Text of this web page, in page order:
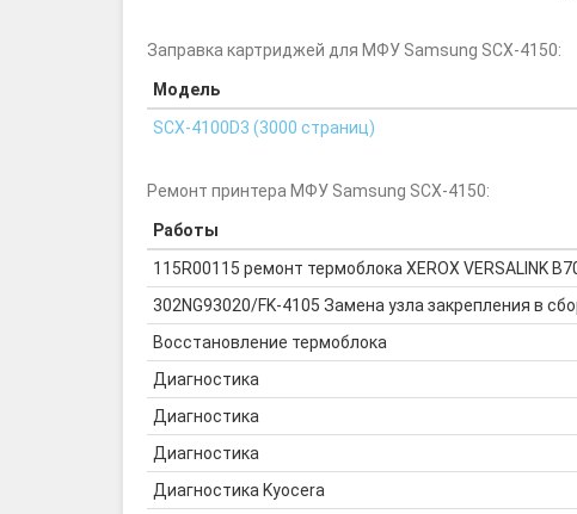
Заправка картриджей для МФУ Samsung SCX-4150:
Модель
SCX-4100D3 (3000 страниц)
Ремонт принтера МФУ Samsung SCX-4150:
Работы
115R00115 ремонт термоблока XEROX VERSALINK
302NG93020/FK-4105 Замена узла закрепления в
Восстановление термоблока
Диагностика
Диагностика
Диагностика
Диагностика Kyocera